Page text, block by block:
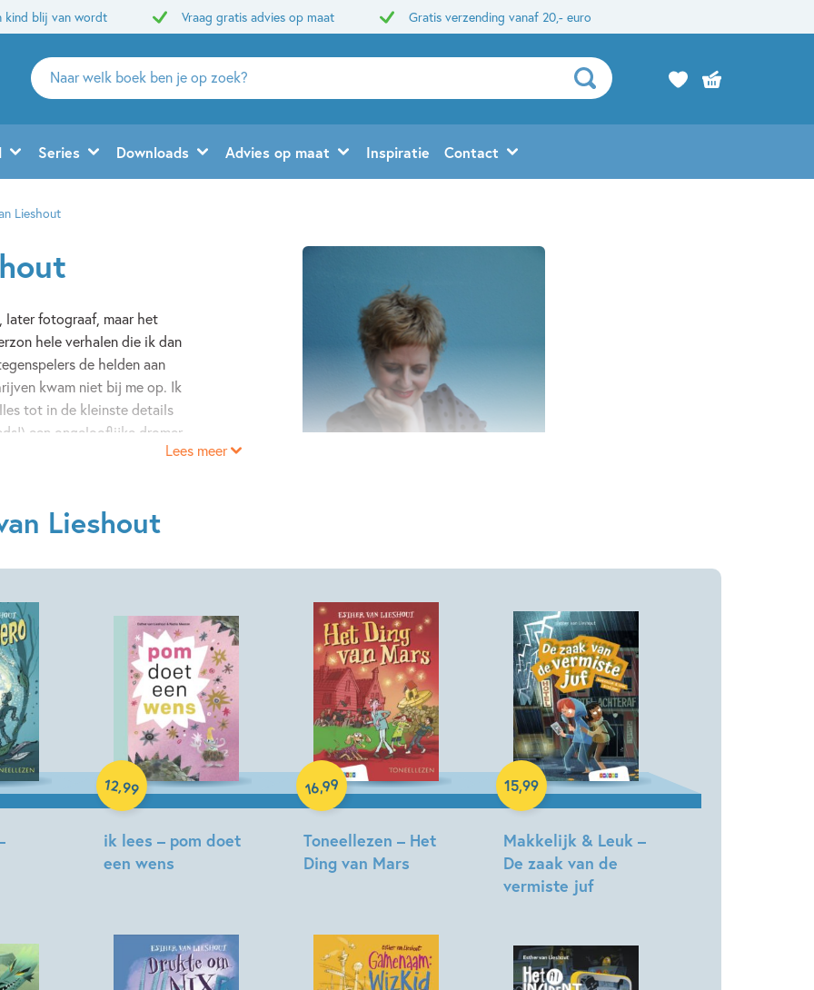
kind blij van wordt Vraag gratis advies op maat Gratis verzending vanaf 20,- euro
Zoeken
naar
en
uitgevers
Series Downloads Advies op maat Inspiratie Contact
Lieshout
fotograaf, maar het
hele verhalen die ik dan
de helden aan
kwam niet bij me op. Ik
tot in de kleinste details
een ongelooflijke dromer.
en film te studeren,
op een jeugdbibliotheek,
ontdekte. En toen leek alles
idee om een boek te
. En zo werd ik
in mijn hoofd.
met bijzondere, rare
op muziek en films, vooral
ik van alles wat oud is. Ik ben
tussen een grote zandloper
een groot prikbord met
Lees meer
Lieshout
ik lees – pom doet
een wens
Lieshout,
Meezen
12,99
Hardcover
Toneellezen – Het
Ding van Mars
Lieshout,
Geert
Gratama
16,99
Hardcover
Makkelijk & Leuk –
De zaak van de
vermiste juf
Lieshout,
Mark
15,99
Hardcover